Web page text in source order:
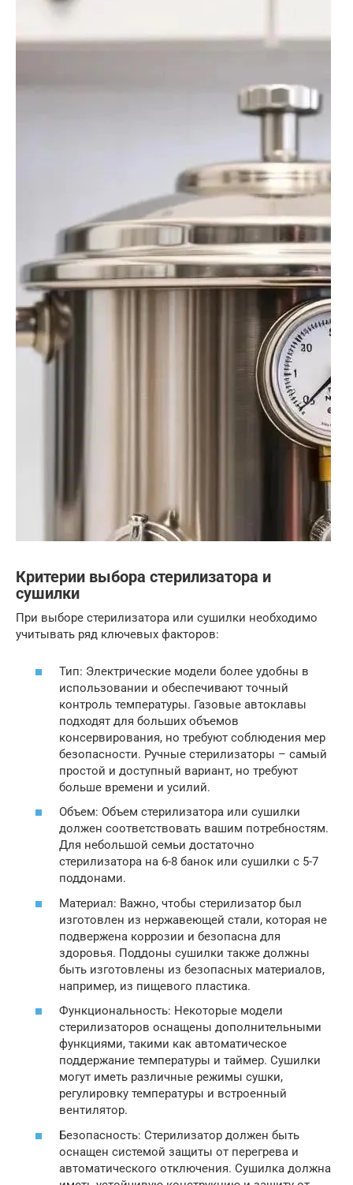
Критерии выбора стерилизатора и
сушилки
При выборе стерилизатора или сушилки необходимо
учитывать ряд ключевых факторов:
Тип: Электрические модели более удобны в
использовании и обеспечивают точный
контроль температуры. Газовые автоклавы
подходят для больших объемов
консервирования, но требуют соблюдения мер
безопасности. Ручные стерилизаторы – самый
простой и доступный вариант, но требуют
больше времени и усилий.
Объем: Объем стерилизатора или сушилки
должен соответствовать вашим потребностям.
Для небольшой семьи достаточно
стерилизатора на 6-8 банок или сушилки с 5-7
поддонами.
Материал: Важно, чтобы стерилизатор был
изготовлен из нержавеющей стали, которая не
подвержена коррозии и безопасна для
здоровья. Поддоны сушилки также должны
быть изготовлены из безопасных материалов,
например, из пищевого пластика.
Функциональность: Некоторые модели
стерилизаторов оснащены дополнительными
функциями, такими как автоматическое
поддержание температуры и таймер. Сушилки
могут иметь различные режимы сушки,
регулировку температуры и встроенный
вентилятор.
Безопасность: Стерилизатор должен быть
оснащен системой защиты от перегрева и
автоматического отключения. Сушилка должна